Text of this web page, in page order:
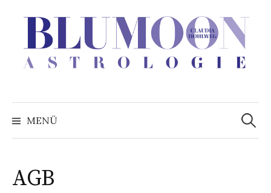
überspringen
MENÜ
Suchen
nach:
AGB